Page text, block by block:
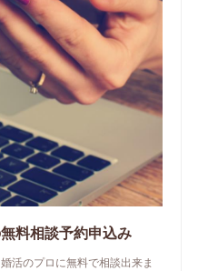
料相談予約申込み
活のプロに無料で相談出来ま